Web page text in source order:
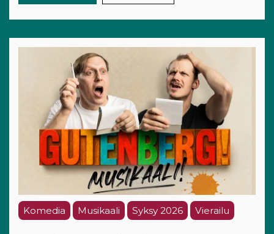
Komedia Musikaali Syksy 2026 Vierailu